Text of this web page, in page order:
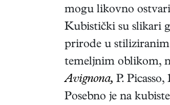
mogu likovno
Kubistički su slikari
prirode u stiliziranim
temeljnim oblikom,
Avignona, P. Picasso,
Posebno je na